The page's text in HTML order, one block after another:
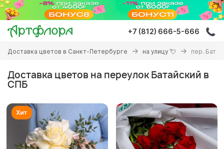
Перейти
основному
содержанию
+7 (812) 666-5-666
Вы
здесь
Доставка цветов в Санкт-Петербурге на улицу 💘 пер.
Доставка цветов на переулок Батайский в
СПБ